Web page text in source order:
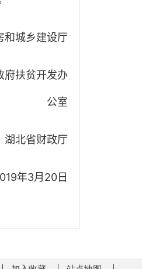
和城乡建设厅
府扶贫开发办
公室
湖北省财政厅
年3月20日